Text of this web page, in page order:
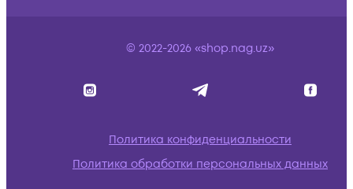
© 2022-2026 «shop.nag.uz»
Политика конфиденциальности
Политика обработки персональных данных